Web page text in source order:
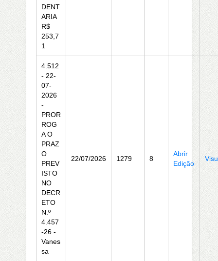
DENT
ARIA
R$
253,7
1
4.512
- 22-
07-
2026
-
PROR
ROG
A O
PRAZ
O
PREV
ISTO
NO
DECR
ETO
N.º
4.457
-26 -
Vanes
sa
22/07/2026 1279 8
Abrir
Edição